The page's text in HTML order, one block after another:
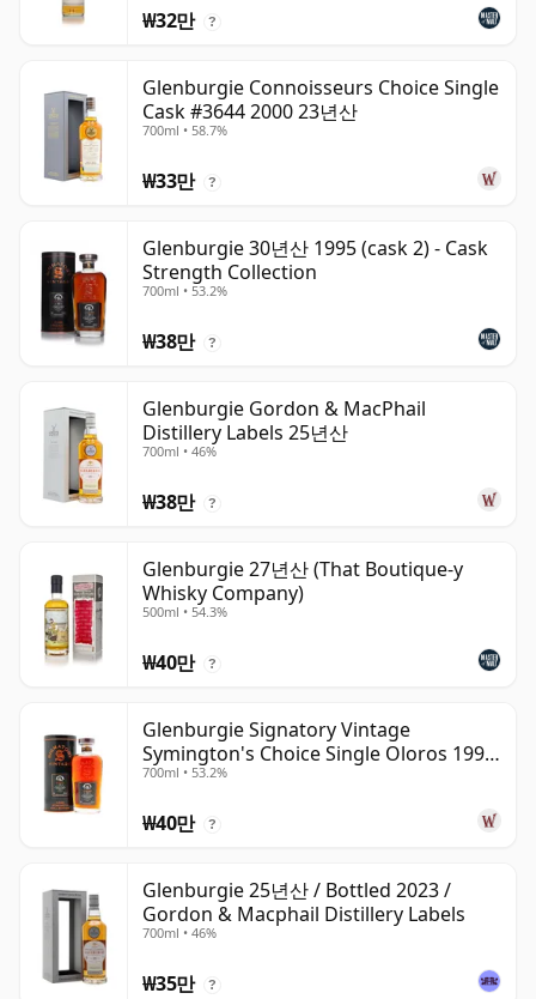
₩32만 ?
Glenburgie Connoisseurs Choice Single
Cask #3644 2000 23년산
700ml • 58.7%
₩33만 ?
Glenburgie 30년산 1995 (cask 2) - Cask
Strength Collection
700ml • 53.2%
₩38만 ?
Glenburgie Gordon & MacPhail
Distillery Labels 25년산
700ml • 46%
₩38만 ?
Glenburgie 27년산 (That Boutique-y
Whisky Company)
500ml • 54.3%
₩40만 ?
Glenburgie Signatory Vintage
Symington's Choice Single Oloros 1995
30년산
700ml • 53.2%
₩40만 ?
Glenburgie 25년산 / Bottled 2023 /
Gordon & Macphail Distillery Labels
700ml • 46%
₩35만 ?